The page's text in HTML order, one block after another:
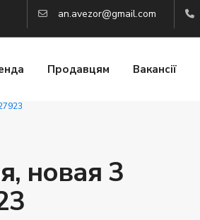
an.avezor@gmail.com
Продавцям Вакансії
новая 3